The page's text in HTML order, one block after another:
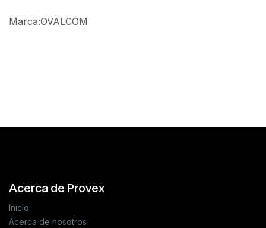
Marca:OVALCOM
Acerca de Provex
Inicio
Acerca de nosotros